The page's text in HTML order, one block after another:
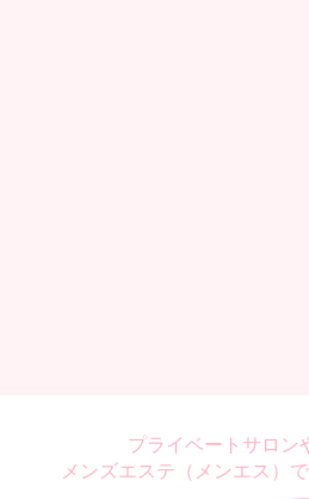
プライベートサロン
メンズエステ（メンエス）